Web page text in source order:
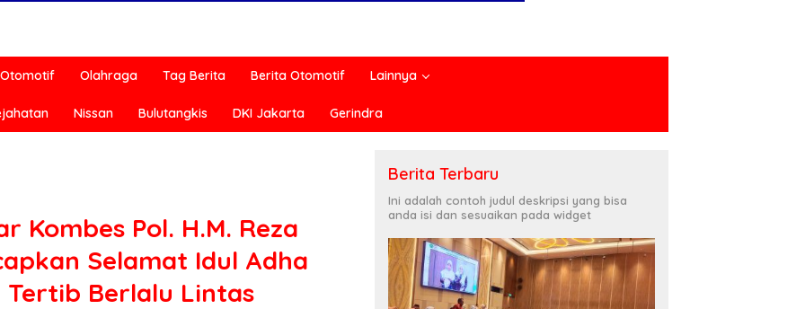
Otomotif Olahraga Tag Berita Berita Otomotif Lainnya
Nissan Bulutangkis DKI Jakarta Gerindra
Kombes Pol. H.M. Reza
Selamat Idul Adha
Berlalu Lintas
Berita Terbaru
Ini adalah contoh judul deskripsi yang bisa
anda isi dan sesuaikan pada widget